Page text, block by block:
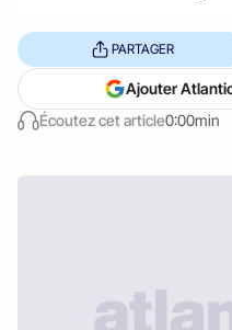
Écoutez cet article0:00min
PARTAGER
Ajouter